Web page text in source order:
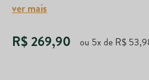
ver mais
R$269,90 ou 5x de R$ 53,